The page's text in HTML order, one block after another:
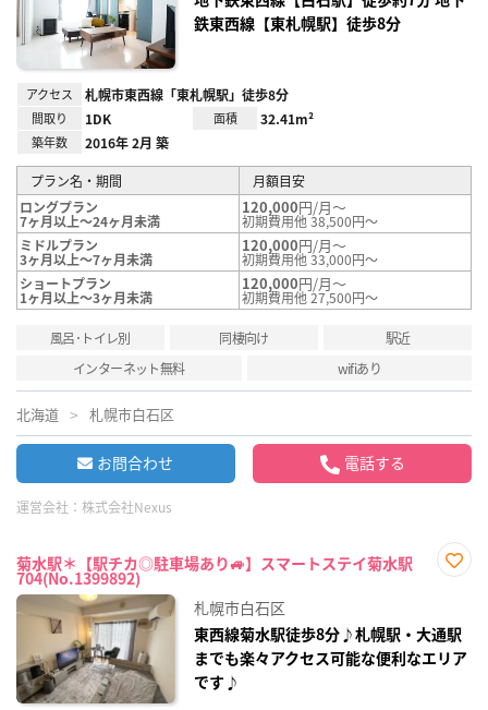
鉄東西線【東札幌駅】徒歩8分
アクセス 札幌市東西線「東札幌駅」徒歩8分
間取り 1DK 面積 32.41m²
築年数 2016年 2月 築
プラン名・期間
月額目安
ロングプラン
7ヶ月以上～24ヶ月未満
120,000円/月～
初期費用他 38,500円～
ミドルプラン
3ヶ月以上～7ヶ月未満
120,000円/月～
初期費用他 33,000円～
ショートプラン
1ヶ月以上～3ヶ月未満
120,000円/月～
初期費用他 27,500円～
風呂･トイレ別 同棲向け
駅近
インターネット無料
wifiあり
北海道 札幌市白石区
お問合わせ 電話する
運営会社： 株式会社Nexus
菊水駅＊【駅チカ◎駐車場あり🚙】スマートステイ菊水駅
704(No.1399892)
録
札幌市白石区
東西線菊水駅徒歩8分♪札幌駅・大通駅
までも楽々アクセス可能な便利なエリア
です♪